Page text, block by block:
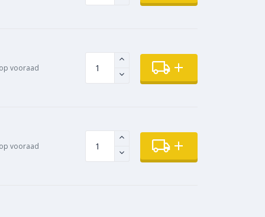
op vooraad
op vooraad